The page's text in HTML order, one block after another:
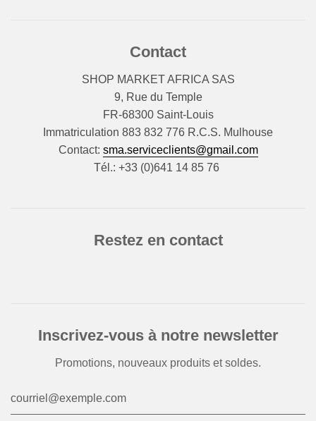
Contact
SHOP MARKET AFRICA SAS
9, Rue du Temple
FR-68300 Saint-Louis
Immatriculation 883 832 776 R.C.S. Mulhouse
Contact: sma.serviceclients@gmail.com
Tél.: +33 (0)641 14 85 76
Restez en contact
Inscrivez-vous à notre newsletter
Promotions, nouveaux produits et soldes.